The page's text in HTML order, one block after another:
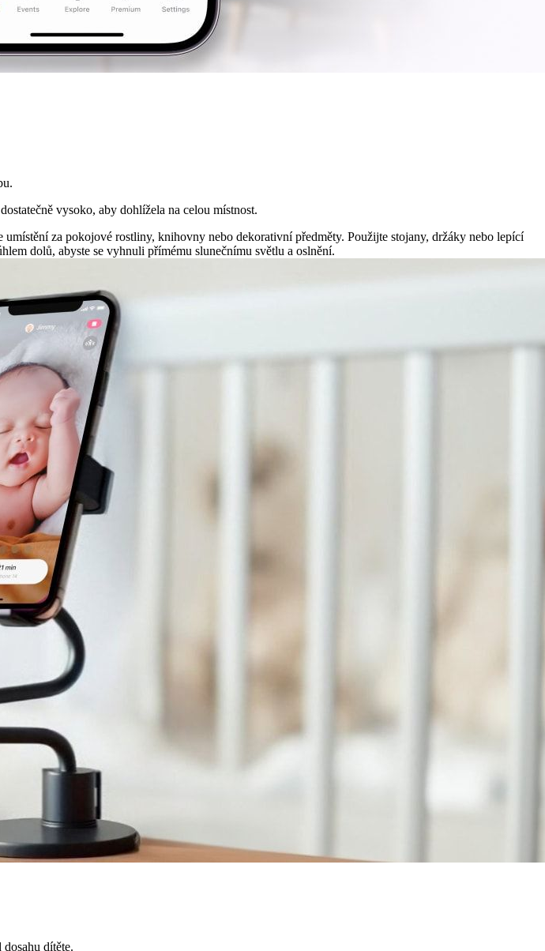
vysoko, aby dohlížela na celou místnost.
za pokojové rostliny, knihovny nebo dekorativní předměty. Použijte stojany, držáky nebo lepící
dolů, abyste se vyhnuli přímému slunečnímu světlu a oslnění.
dítěte.